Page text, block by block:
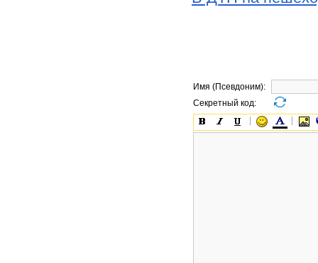
Имя (Псевдоним):
Секретный код: